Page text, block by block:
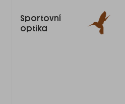
Sportovní
optika